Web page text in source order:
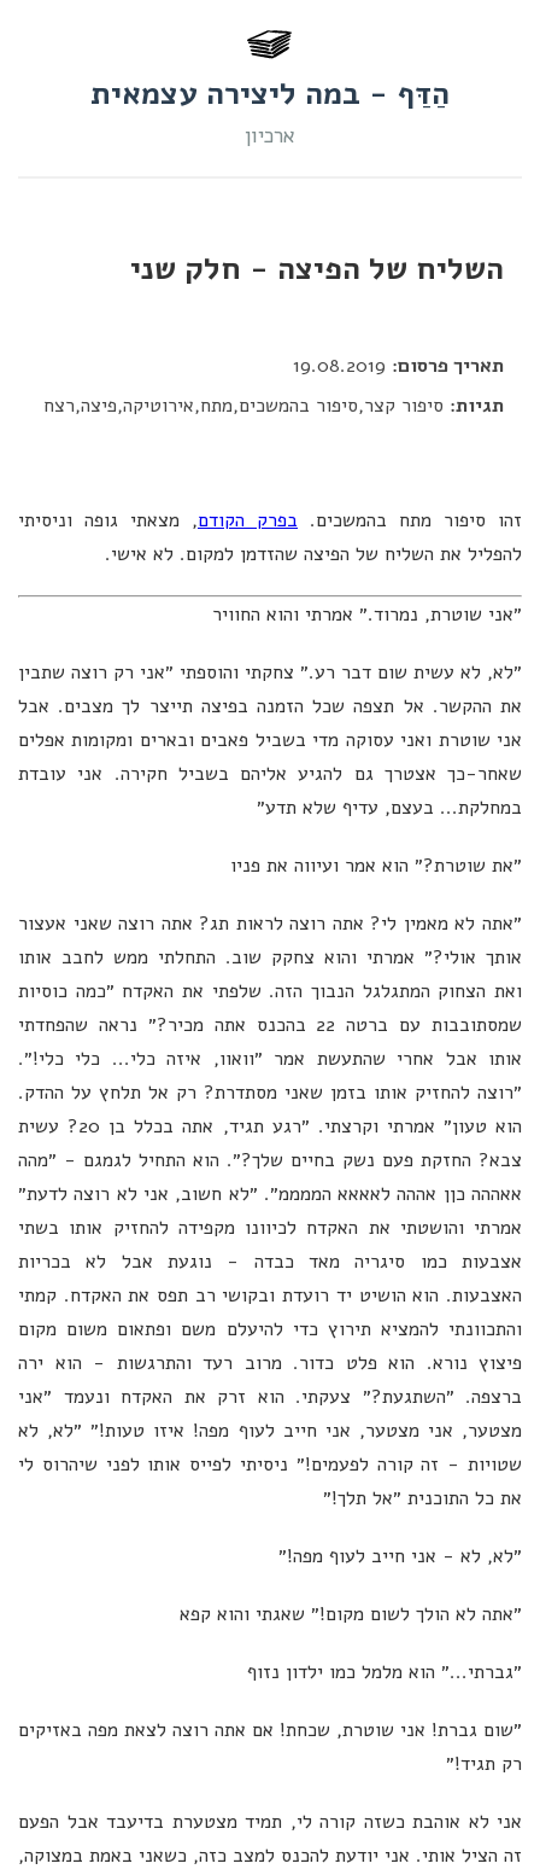
הַדַּף - במה ליצירה עצמאית
ארכיון
השליח של הפיצה - חלק שני
תאריך פרסום:
תגיות: סיפור קצר,סיפור בהמשכים,מתח,אירוטיקה,פיצה,רצח
זהו סיפור מתח בהמשכים. בפרק הקודם, מצאתי גופה וניסיתי
להפליל את השליח של הפיצה שהזדמן למקום. לא אישי.
״אני שוטרת, נמרוד.״ אמרתי והוא החוויר
״לא, לא עשית שום דבר רע.״ צחקתי והוספתי ״אני רק רוצה שתבין
את ההקשר. אל תצפה שכל הזמנה בפיצה תייצר לך מצבים. אבל
אני שוטרת ואני עסוקה מדי בשביל פאבים ובארים ומקומות אפלים
שאחר-כך אצטרך גם להגיע אליהם בשביל חקירה. אני עובדת
במחלקת... בעצם, עדיף שלא תדע״
״את שוטרת?״ הוא אמר ועיווה את פניו
״אתה לא מאמין לי? אתה רוצה לראות תג? אתה רוצה שאני אעצור
אותך אולי?״ אמרתי והוא צחקק שוב. התחלתי ממש לחבב אותו
ואת הצחוק המתגלגל הנבוך הזה. שלפתי את האקדח ״כמה כוסיות
שמסתובבות עם ברטה 22 בהכנס אתה מכיר?״ נראה שהפחדתי
אותו אבל אחרי שהתעשת אמר ״וואוו, איזה כלי... כלי כלי!״.
״רוצה להחזיק אותו בזמן שאני מסתדרת? רק אל תלחץ על ההדק.
הוא טעון״ אמרתי וקרצתי. ״רגע תגיד, אתה בכלל בן 20? עשית
צבא? החזקת פעם נשק בחיים שלך?״. הוא התחיל לגמגם - ״מהה
אאההה כןן אההה לאאאא הממממ״. ״לא חשוב, אני לא רוצה לדעת״
אמרתי והושטתי את האקדח לכיוונו מקפידה להחזיק אותו בשתי
אצבעות כמו סיגריה מאד כבדה - נוגעת אבל לא בכריות
האצבעות. הוא הושיט יד רועדת ובקושי רב תפס את האקדח. קמתי
והתכוונתי להמציא תירוץ כדי להיעלם משם ופתאום משום מקום
פיצוץ נורא. הוא פלט כדור. מרוב רעד והתרגשות - הוא ירה
ברצפה. ״השתגעת?״ צעקתי. הוא זרק את האקדח ונעמד ״אני
מצטער, אני מצטער, אני חייב לעוף מפה! איזו טעות!״ ״לא, לא
שטויות - זה קורה לפעמים!״ ניסיתי לפייס אותו לפני שיהרוס לי
את כל התוכנית ״אל תלך!״
״לא, לא - אני חייב לעוף מפה!״
״אתה לא הולך לשום מקום!״ שאגתי והוא קפא
״גברתי...״ הוא מלמל כמו ילדון נזוף
״שום גברת! אני שוטרת, שכחת! אם אתה רוצה לצאת מפה באזיקים
רק תגיד!״
אני לא אוהבת כשזה קורה לי, תמיד מצטערת בדיעבד אבל הפעם
זה הציל אותי. אני יודעת להכנס למצב כזה, כשאני באמת במצוקה,